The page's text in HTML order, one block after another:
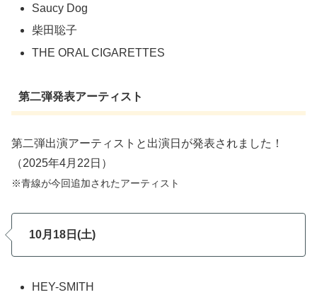
Saucy Dog
柴田聡子
THE ORAL CIGARETTES
第二弾発表アーティスト
第二弾出演アーティストと出演日が発表されました！
（2025年4月22日）
※青線が今回追加されたアーティスト
10月18日(土)
HEY-SMITH